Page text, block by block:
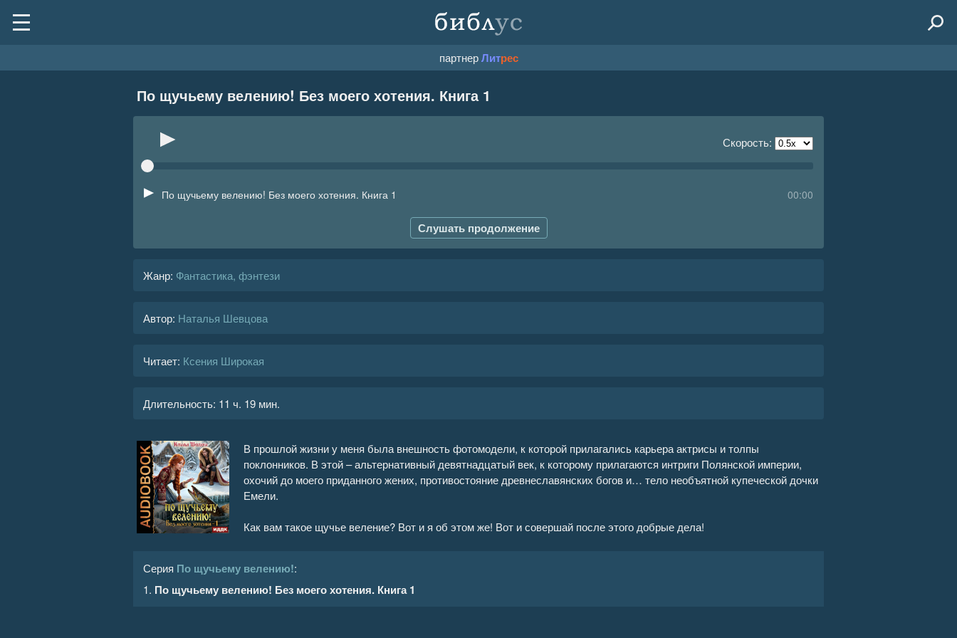
партнерЛитрес
По щучьему велению! Без моего хотения. Книга 1
Скорость:
00:00
По щучьему велению! Без моего хотения. Книга 1
Слушать продолжение
Жанр: Фантастика, фэнтези
Автор: Наталья Шевцова
Читает: Ксения Широкая
Длительность: 11 ч. 19 мин.
В прошлой жизни у меня была внешность фотомодели, к которой прилагались карьера актрисы и толпы
поклонников. В этой – альтернативный девятнадцатый век, к которому прилагаются интриги Полянской империи,
охочий до моего приданного жених, противостояние древнеславянских богов и… тело необъятной купеческой дочки
Емели.
Как вам такое щучье веление? Вот и я об этом же! Вот и совершай после этого добрые дела!
Серия По щучьему велению!:
1. По щучьему велению! Без моего хотения. Книга 1